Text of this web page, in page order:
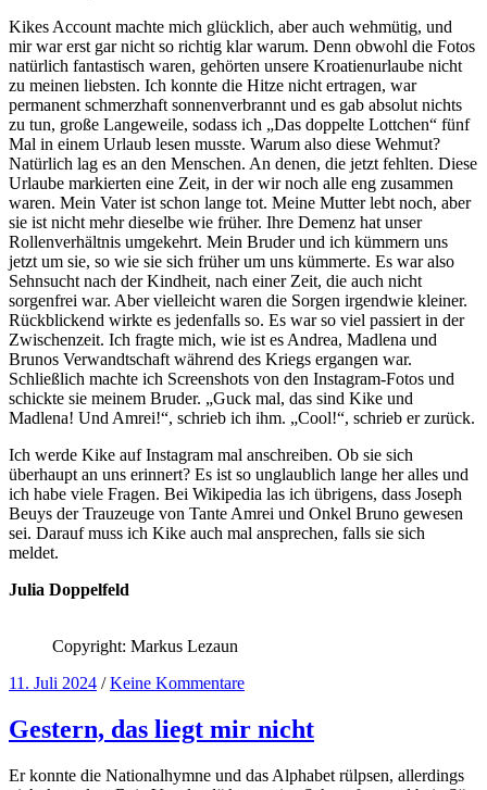
Kikes Account machte mich glücklich, aber auch wehmütig, und
mir war erst gar nicht so richtig klar warum. Denn obwohl die Fotos
natürlich fantastisch waren, gehörten unsere Kroatienurlaube nicht
zu meinen liebsten. Ich konnte die Hitze nicht ertragen, war
permanent schmerzhaft sonnenverbrannt und es gab absolut nichts
zu tun, große Langeweile, sodass ich „Das doppelte Lottchen“ fünf
Mal in einem Urlaub lesen musste. Warum also diese Wehmut?
Natürlich lag es an den Menschen. An denen, die jetzt fehlten. Diese
Urlaube markierten eine Zeit, in der wir noch alle eng zusammen
waren. Mein Vater ist schon lange tot. Meine Mutter lebt noch, aber
sie ist nicht mehr dieselbe wie früher. Ihre Demenz hat unser
Rollenverhältnis umgekehrt. Mein Bruder und ich kümmern uns
jetzt um sie, so wie sie sich früher um uns kümmerte. Es war also
Sehnsucht nach der Kindheit, nach einer Zeit, die auch nicht
sorgenfrei war. Aber vielleicht waren die Sorgen irgendwie kleiner.
Rückblickend wirkte es jedenfalls so. Es war so viel passiert in der
Zwischenzeit. Ich fragte mich, wie ist es Andrea, Madlena und
Brunos Verwandtschaft während des Kriegs ergangen war.
Schließlich machte ich Screenshots von den Instagram-Fotos und
schickte sie meinem Bruder. „Guck mal, das sind Kike und
Madlena! Und Amrei!“, schrieb ich ihm. „Cool!“, schrieb er zurück.
Ich werde Kike auf Instagram mal anschreiben. Ob sie sich
überhaupt an uns erinnert? Es ist so unglaublich lange her alles und
ich habe viele Fragen. Bei Wikipedia las ich übrigens, dass Joseph
Beuys der Trauzeuge von Tante Amrei und Onkel Bruno gewesen
sei. Darauf muss ich Kike auch mal ansprechen, falls sie sich
meldet.
Julia Doppelfeld
Copyright: Markus Lezaun
11. Juli 2024 / Keine Kommentare
Gestern, das liegt mir nicht
Er konnte die Nationalhymne und das Alphabet rülpsen, allerdings